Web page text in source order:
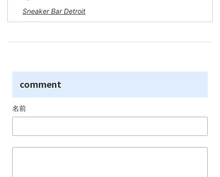
Sneaker Bar Detroit
comment
名前